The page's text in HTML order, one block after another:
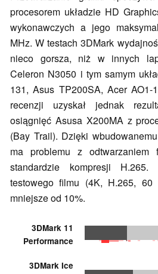
procesorem układzie HD
wykonawczych a jego
MHz. W testach 3DMark
nieco gorsza, niż w innych
Celeron N3050 i tym samym
131, Asus TP200SA, Acer AO1-
recenzji uzyskał jednak
osiągnięć Asusa X200MA z
(Bay Trail). Dzięki
ma problemu z
standardzie kompresji H.265.
testowego filmu (4K, H.265,
mniejsze od 10%.
3DMark 11
Performance
3DMark Ice